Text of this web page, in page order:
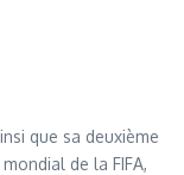
que sa deuxième
de la FIFA,